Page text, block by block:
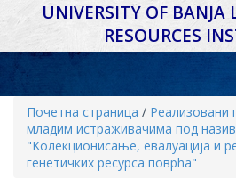
UNIVERSITY OF BANJA
RESOURCES
Почетна страница / Реализовани
младим истраживачима под
"Kолекционисање, евалуација и
генетичких ресурса поврћа"